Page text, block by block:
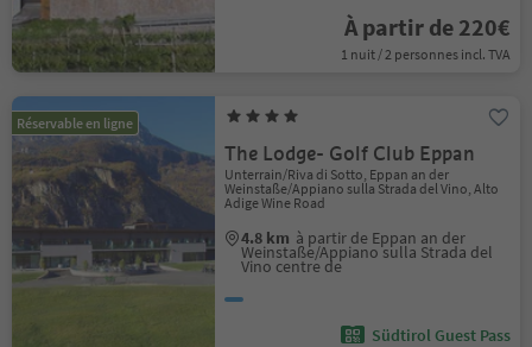
À partir de 220€
1 nuit / 2 personnes incl. TVA
Réservable en ligne
The Lodge- Golf Club Eppan
Unterrain/Riva di Sotto, Eppan an der
Weinstaße/Appiano sulla Strada del Vino, Alto
Adige Wine Road
4.8 km à partir de Eppan an der
Weinstaße/Appiano sulla Strada del
Vino centre de
Südtirol Guest Pass